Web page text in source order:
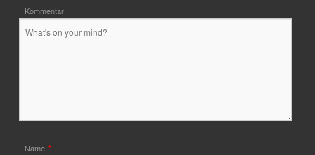
Kommentar
Name *